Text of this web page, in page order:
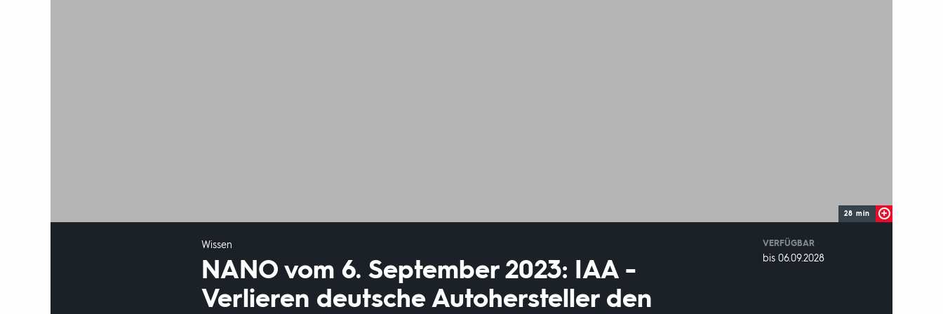
28 min
Wissen
NANO vom 6. September 2023: IAA -
Verlieren deutsche Autohersteller den
VERFÜGBAR
weltweit
VERFÜGBAR
bis 06.09.2028